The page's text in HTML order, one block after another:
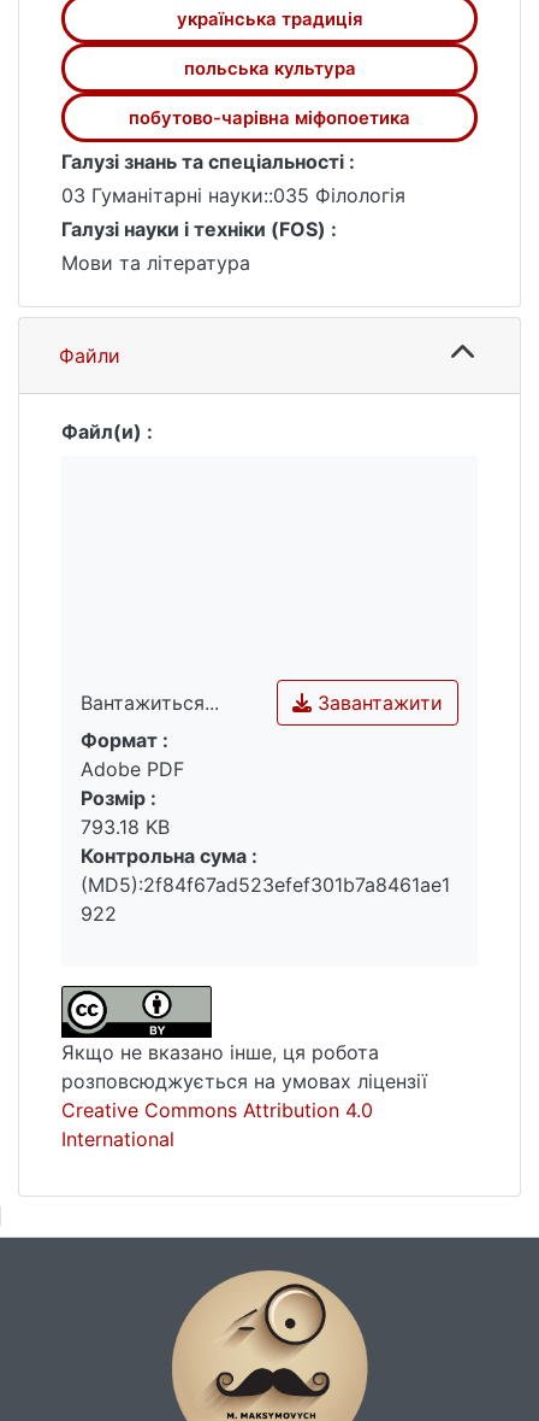
українська традиція
польська культура
побутово-чарівна міфопоетика
Галузі знань та спеціальності :
03 Гуманітарні науки::035 Філологія
Галузі науки і техніки (FOS) :
Мови та література
Файли
Файл(и) :
Вантажиться...
Вантажиться...
Завантажити
Формат :
Adobe PDF
Розмір :
793.18 KB
Контрольна сума :
(MD5):2f84f67ad523efef301b7a8461ae1
922
Якщо не вказано інше, ця робота
розповсюджується на умовах ліцензії
Creative Commons Attribution 4.0
International